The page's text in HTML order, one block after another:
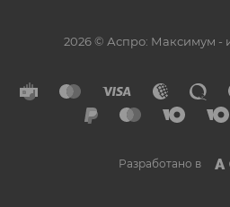
2026 © Аспро: Максимум -
Разработано в